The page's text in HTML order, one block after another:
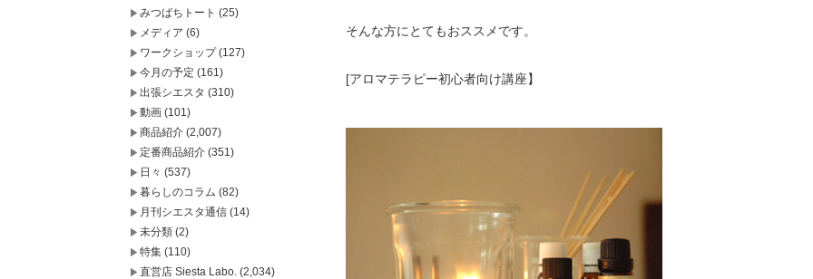
そんな方にとてもおススメです。
[アロマテラピー初心者向け講座】
みつばちトート (25)
メディア (6)
ワークショップ(127)
今月の予定 (161)
出張シエスタ (310)
動画 (101)
商品紹介 (2,007)
定番商品紹介 (351)
日々 (537)
暮らしのコラム (82)
月刊シエスタ通信 (14)
未分類 (2)
特集 (110)
直営店 Siesta Labo. (2,034)